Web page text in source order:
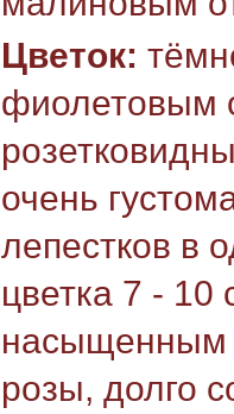
Цветок:
фиолетовым
очень
лепестков в
цветка 7 - 10
насыщенным
розы, долго